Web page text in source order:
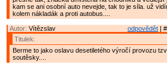
kam se ani osobní auto nevejde, tak to je síla. už
kolem nákladák a proti autobus....
odpovědět |
Autor: Vítězslav
Titulek:
Berme to jako oslavu desetiletého výročí provozu
soutěsky....